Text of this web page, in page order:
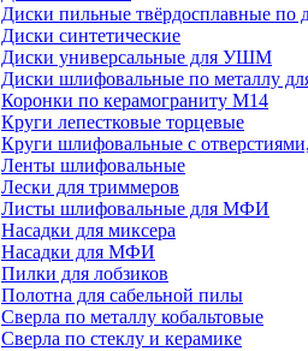
Диски пильные твёрдосплавные по
Диски синтетические
Диски универсальные для УШМ
Диски шлифовальные по металлу
Коронки по керамограниту M14
Круги лепестковые торцевые
Круги шлифовальные с
Ленты шлифовальные
Лески для триммеров
Листы шлифовальные для МФИ
Насадки для миксера
Насадки для МФИ
Пилки для лобзиков
Полотна для сабельной пилы
Сверла по металлу кобальтовые
Сверла по стеклу и керамике